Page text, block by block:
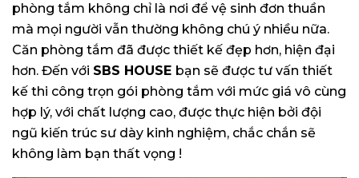
phòng tắm không chỉ là nơi để vệ sinh đơn thuần
mà mọi người vẫn thường không chú ý nhiều nữa.
Căn phòng tắm đã được thiết kế đẹp hơn, hiện đại
hơn. Đến với SBS HOUSE bạn sẽ được tư vấn thiết
kế thi công trọn gói phòng tắm với mức giá vô cùng
hợp lý, với chất lượng cao, được thực hiện bởi đội
ngũ kiến trúc sư dày kinh nghiệm, chắc chắn sẽ
không làm bạn thất vọng !